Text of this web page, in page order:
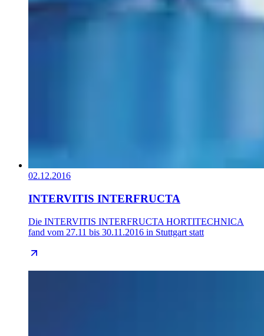
02.12.2016
INTERVITIS INTERFRUCTA
Die INTERVITIS INTERFRUCTA HORTITECHNICA
fand vom 27.11 bis 30.11.2016 in Stuttgart statt